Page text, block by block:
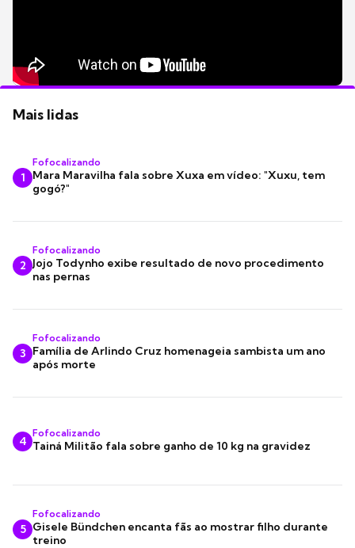
Mais lidas
1
Fofocalizando
Mara Maravilha fala sobre Xuxa em vídeo: "Xuxu, tem
gogó?"
2
Fofocalizando
Jojo Todynho exibe resultado de novo procedimento
nas pernas
3
Fofocalizando
Família de Arlindo Cruz homenageia sambista um ano
após morte
4
Fofocalizando
Tainá Militão fala sobre ganho de 10 kg na gravidez
5
Fofocalizando
Gisele Bündchen encanta fãs ao mostrar filho durante
treino